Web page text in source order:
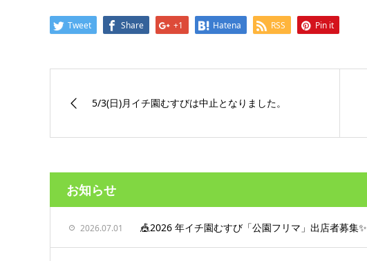
Tweet Share +1 Hatena RSS Pin it
5/3(日)月イチ園むすびは中止となりました。
お知らせ
2026.07.01 🎪2026 年イチ園むすび「公園フリマ」出店者募集✨